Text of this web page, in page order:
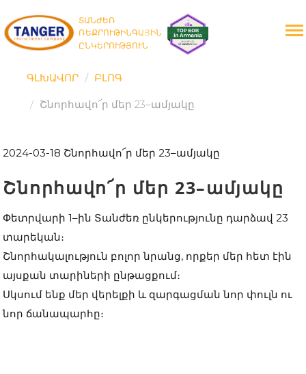
ՏԱՆԺԵՌ
ՌԵՔՐՈՒԹԻՆԳԱՅԻՆ
ԸՆԿԵՐՈՒԹՅՈՒՆ
ԳԼԽԱՎՈՐ ԲԼՈԳ
Շնորհավո՜ր մեր 23–ամյակը
2024-03-18 Շնորհավո՜ր մեր 23–ամյակը
Շնորհավո՜ր մեր 23–ամյակը
Փետրվարի 1–ին Տանժեռ ընկերությունը դարձավ 23
տարեկան։
Շնորհակալություն բոլոր նրանց, որքեր մեր հետ էին
այսքան տարիների ընթացքում։
Սկսում ենք մեր վերելքի և զարգացման նոր փուլն ու
նոր ճանապարհը։